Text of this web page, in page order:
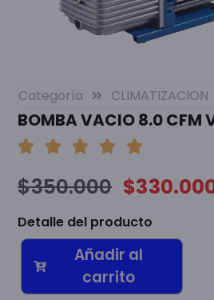
Categoría CLIMATIZACION
BOMBA VACIO 8.0 CFM
$350.000 $
Detalle del producto
Añadir al
carrito